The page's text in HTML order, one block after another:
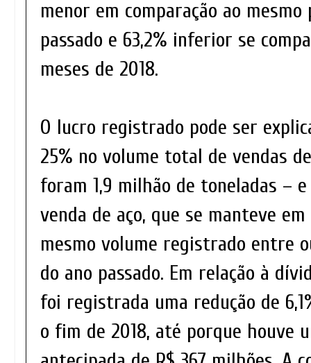
menor em comparação ao
passado e 63,2% inferior se
meses de 2018.
O lucro registrado pode ser
25% no volume total de vendas
foram 1,9 milhão de toneladas –
venda de aço, que se manteve
mesmo volume registrado entre
do ano passado. Em relação à
foi registrada uma redução de
o fim de 2018, até porque houve